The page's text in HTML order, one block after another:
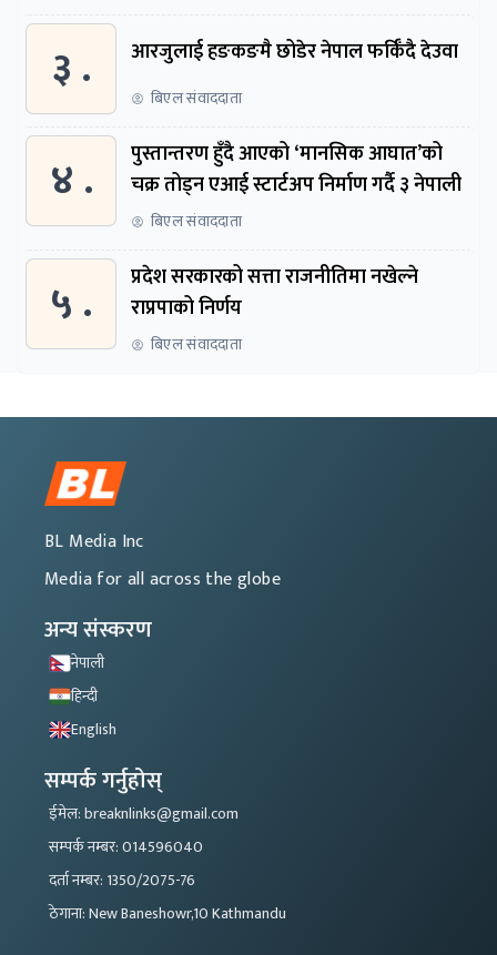
३ . आरजुलाई हङकङमै छोडेर नेपाल फर्किँदै देउवा
बिएल संवाददाता
४ .
पुस्तान्तरण हुँदै आएको ‘मानसिक आघात’को
चक्र तोड्न एआई स्टार्टअप निर्माण गर्दै ३ नेपाली
बिएल संवाददाता
५ .
प्रदेश सरकारको सत्ता राजनीतिमा नखेल्ने
राप्रपाको निर्णय
बिएल संवाददाता
BL Media Inc
Media for all across the globe
अन्य संस्करण
नेपाली
हिन्दी
English
सम्पर्क गर्नुहोस्
ईमेल: breaknlinks@gmail.com
सम्पर्क नम्बर: 014596040
दर्ता नम्बर: 1350/2075-76
ठेगाना: New Baneshowr,10 Kathmandu